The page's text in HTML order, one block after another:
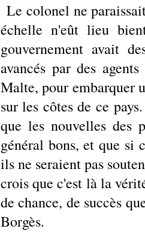
Le colonel ne
échelle n'eût lieu
gouvernement avait
avancés par des
Malte, pour embarquer
sur les côtes de ce
que les nouvelles des
général bons, et que si
ils ne seraient pas
crois que c'est là la
de chance, de succès
Borgès.